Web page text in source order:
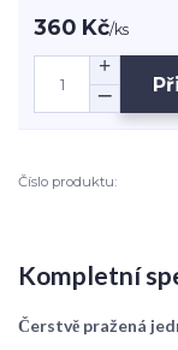
360 Kč/ks
Číslo produktu:
Kompletní
Čerstvě pražená